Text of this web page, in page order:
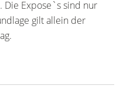
Expose`s sind nur
gilt allein der